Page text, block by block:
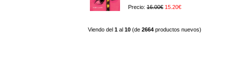
Precio: 16.00€ 15.20€
Viendo del 1 al 10 (de 2664 productos nuevos)